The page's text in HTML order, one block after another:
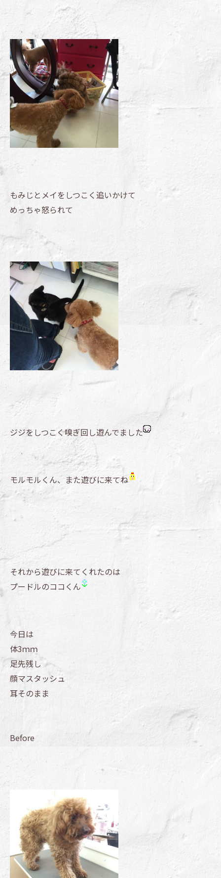
もみじとメイをしつこく追いかけて
めっちゃ怒られて
ジジをしつこく嗅ぎ回し遊んでました
モルモルくん、また遊びに来てね
それから遊びに来てくれたのは
プードルのココくん
今日は
体3ｍｍ
足先残し
顔マスタッシュ
耳そのまま
Before